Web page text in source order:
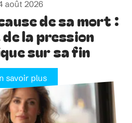
août 2026
de sa mort :
la pression
sur sa fin
savoir plus